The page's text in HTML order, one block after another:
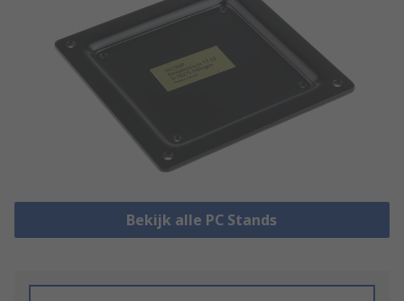
Bekijk alle PC Stands